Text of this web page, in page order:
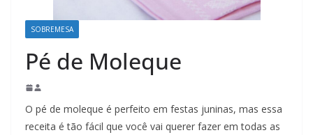
SOBREMESA
Pé de Moleque
O pé de moleque é perfeito em festas juninas, mas essa
receita é tão fácil que você vai querer fazer em todas as